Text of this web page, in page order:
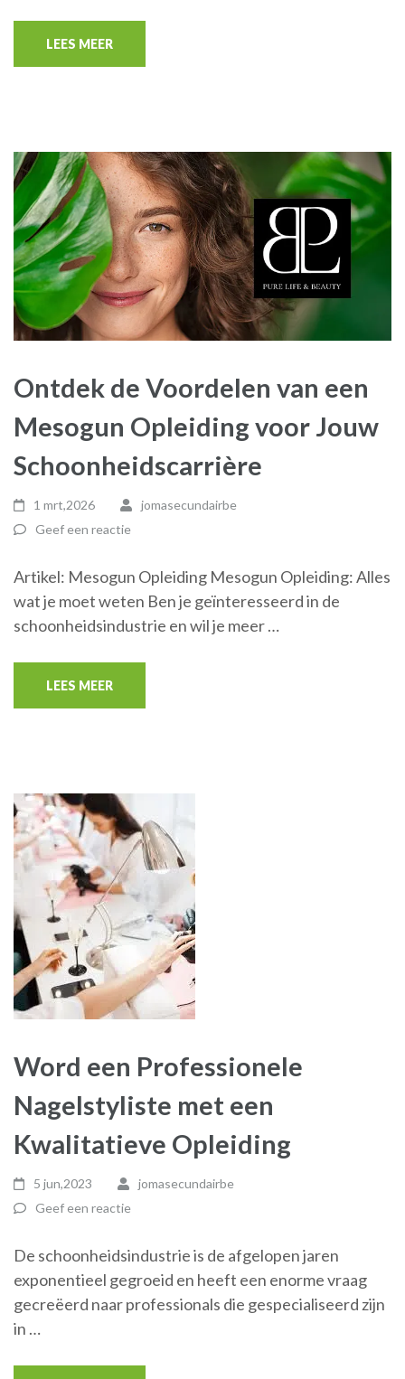
LEES MEER
Ontdek de Voordelen van een
Mesogun Opleiding voor Jouw
Schoonheidscarrière
1 mrt,2026
jomasecundairbe
Geef een reactie
Artikel: Mesogun Opleiding Mesogun Opleiding: Alles
wat je moet weten Ben je geïnteresseerd in de
schoonheidsindustrie en wil je meer …
LEES MEER
Word een Professionele
Nagelstyliste met een
Kwalitatieve Opleiding
5 jun,2023
jomasecundairbe
Geef een reactie
De schoonheidsindustrie is de afgelopen jaren
exponentieel gegroeid en heeft een enorme vraag
gecreëerd naar professionals die gespecialiseerd zijn
in …